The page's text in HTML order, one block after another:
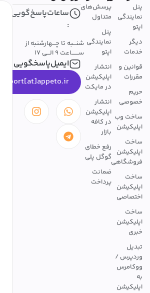
پنل
نمایندگی
اپتو
دیگر
خدمات
قوانین و
مقررات
حریم
خصوصی
ساخت وب
اپلیکیشن
ساخت
اپلیکیشن
فروشگاهی
ساخت
اپلیکیشن
اختصاصی
ساخت
اپلیکیشن
خبری
تبدیل
وردپرس /
ووکامرس
به
اپلیکیشن
پرسش‌های
متداول
پنل
نمایندگی
اپتو
انتشار
اپلیکیشن
در مایکت
انتشار
اپلیکیشن
در کافه
بازار
رفع خطای
گوگل پلی
ضمانت
پرداخت
ساعات‌پاسخ‌گویی
:
شنـــبه تا چـــهارشنبه از
ســـــــاعت 9 الـــی 17
ایمیل‌پاسخگویی
support[at]appeto.ir